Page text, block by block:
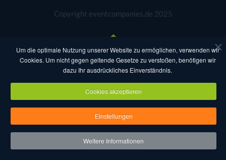
Copyright eventcompanies.de 2025
Um die optimale Nutzung unserer Website zu ermöglichen, verwenden wir
Cookies. Um nicht gegen geltende Gesetze zu verstoßen, benötigen wir
dazu Ihr ausdrückliches Einverständnis.
Cookies akzeptieren
Einstellungen
Weitere Informationen